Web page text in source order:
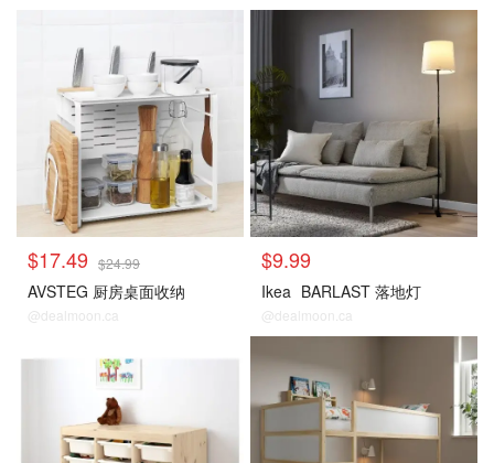
$17.49 $24.99
AVSTEG 厨房桌面收纳
@dealmoon.ca
$9.99
Ikea BARLAST 落地灯
@dealmoon.ca